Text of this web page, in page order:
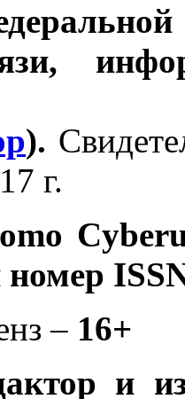
).
г.
– 16+
и